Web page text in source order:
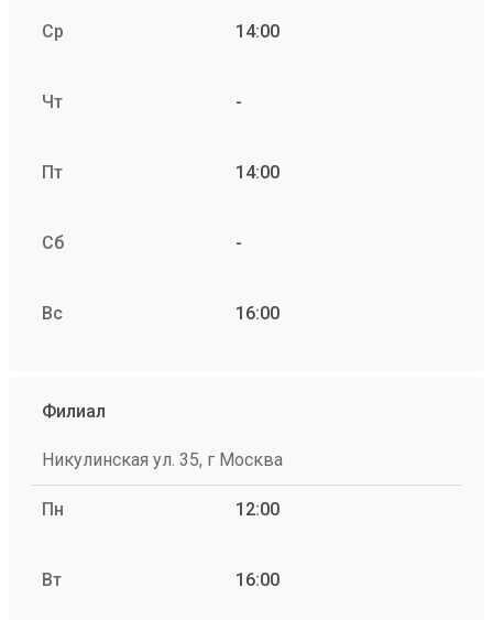
Ср 14:00
Чт -
Пт 14:00
Сб -
Вс 16:00
Филиал
Никулинская ул. 35, г Москва
Пн 12:00
Вт 16:00